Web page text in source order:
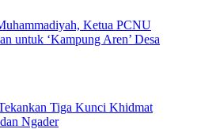
Ketua PCNU
untuk ‘Kampung Aren’ Desa
Tiga Kunci Khidmat
Ngader